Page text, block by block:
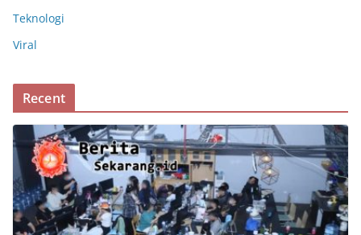
Teknologi
Viral
Recent